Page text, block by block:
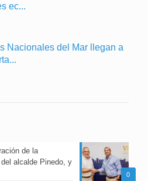
ec...
Nacionales del Mar llegan a
0
de la
alcalde Pinedo, y